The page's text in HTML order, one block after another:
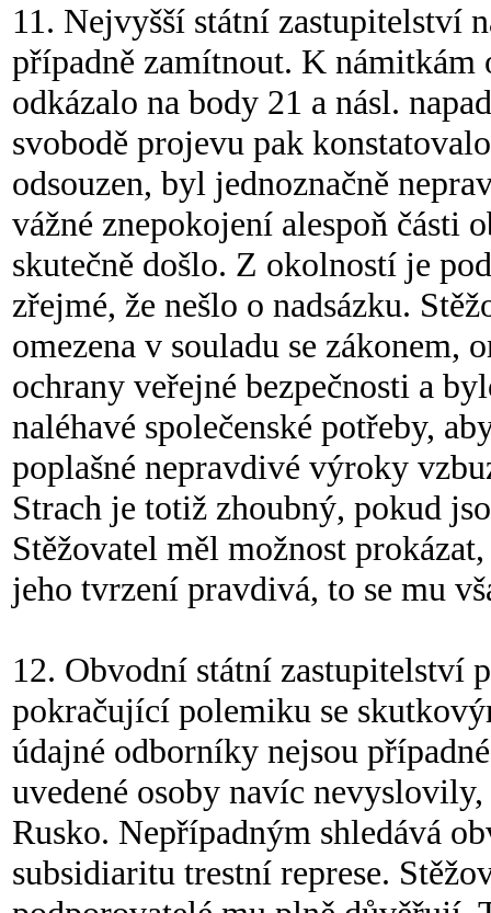
11. Nejvyšší státní zastupitelství
případně zamítnout. K námitkám
odkázalo na body 21 a násl.
svobodě projevu pak
odsouzen, byl jednoznačně
vážné znepokojení alespoň části
skutečně došlo. Z okolností je
zřejmé, že nešlo o nadsázku.
omezena v souladu se
ochrany veřejné bezpečnosti a
naléhavé společenské potřeby,
poplašné nepravdivé výroky
Strach je totiž zhoubný, pokud
Stěžovatel měl možnost
jeho tvrzení pravdivá, to se mu
12. Obvodní státní zastupitelství
pokračující polemiku se
údajné odborníky nejsou
uvedené osoby navíc
Rusko. Nepřípadným shledává
subsidiaritu trestní represe.